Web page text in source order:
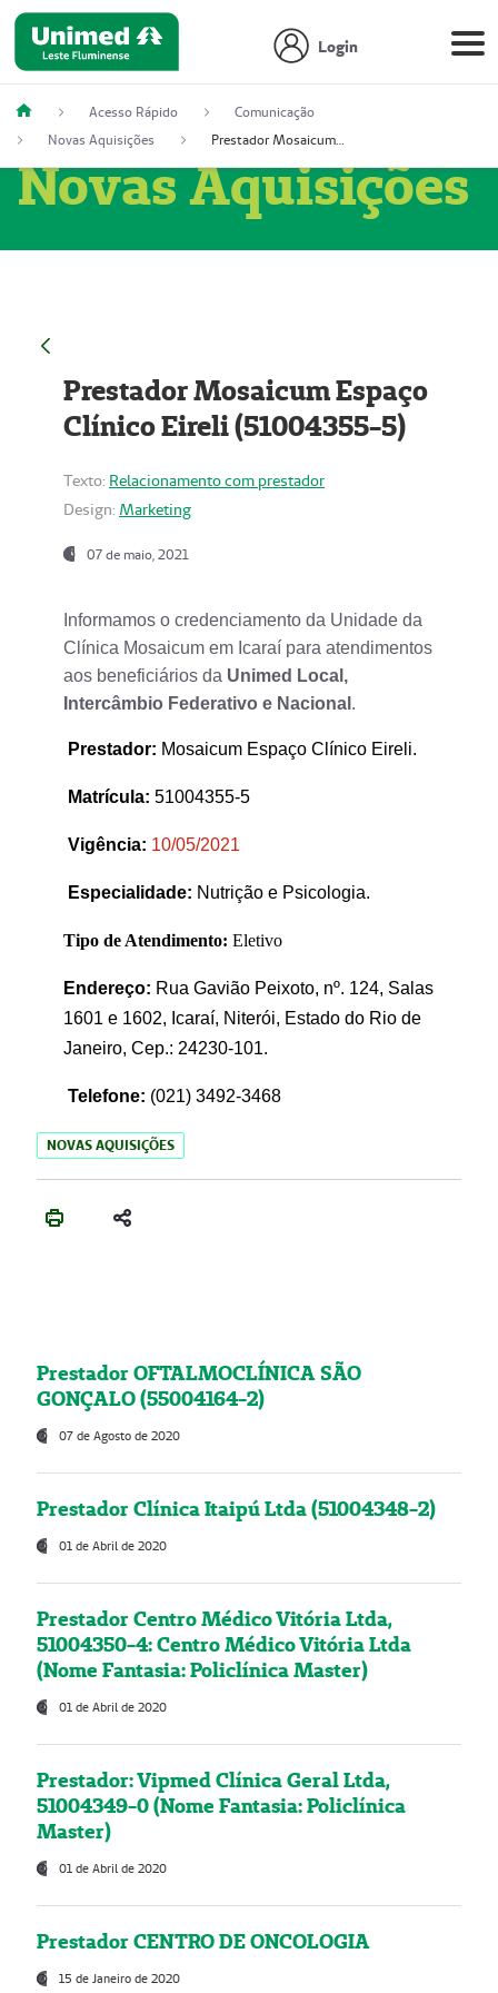
Login
Acesso Rápido
Comunicação
Novas Aquisições
Prestador Mosaicum Espaço Clínico Eireli (51004355-5)
Novas Aquisições
Prestador Mosaicum Espaço
Clínico Eireli (51004355-5)
Texto: Relacionamento com prestador
Design: Marketing
07 de maio, 2021
Informamos o credenciamento da Unidade da
Clínica Mosaicum em Icaraí para atendimentos
aos beneficiários da Unimed Local,
Intercâmbio Federativo e Nacional .
Prestador: Mosaicum Espaço Clínico Eireli.
Matrícula: 51004355-5
Vigência: 10/05/2021
Especialidade: Nutrição e Psicologia.
Tipo de Atendimento: Eletivo
Endereço: Rua Gavião Peixoto, nº. 124, Salas
1601 e 1602, Icaraí, Niterói, Estado do Rio de
Janeiro, Cep.: 24230-101.
Telefone: (021) 3492-3468
NOVAS AQUISIÇÕES
Prestador OFTALMOCLÍNICA SÃO
GONÇALO (55004164-2)
07 de Agosto de 2020
Prestador Clínica Itaipú Ltda (51004348-2)
01 de Abril de 2020
Prestador Centro Médico Vitória Ltda,
51004350-4: Centro Médico Vitória Ltda
(Nome Fantasia: Policlínica Master)
01 de Abril de 2020
Prestador: Vipmed Clínica Geral Ltda,
51004349-0 (Nome Fantasia: Policlínica
Master)
01 de Abril de 2020
Prestador CENTRO DE ONCOLOGIA
15 de Janeiro de 2020